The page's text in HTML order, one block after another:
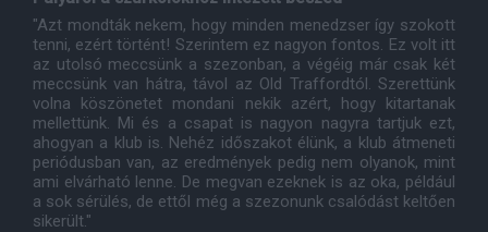
"Azt mondták nekem, hogy minden menedzser így szokott
tenni, ezért történt! Szerintem ez nagyon fontos. Ez volt itt
az utolsó meccsünk a szezonban, a végéig már csak két
meccsünk van hátra, távol az Old Traffordtól. Szerettünk
volna köszönetet mondani nekik azért, hogy kitartanak
mellettünk. Mi és a csapat is nagyon nagyra tartjuk ezt,
ahogyan a klub is. Nehéz időszakot élünk, a klub átmeneti
periódusban van, az eredmények pedig nem olyanok, mint
ami elvárható lenne. De megvan ezeknek is az oka, például
a sok sérülés, de ettől még a szezonunk csalódást keltően
sikerült."